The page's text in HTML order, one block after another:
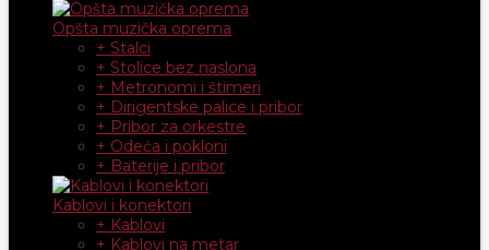
Opšta muzička oprema
+ Stalci
+ Stolice bez naslona
+ Metronomi i štimeri
+ Dirigentske palice i pribor
+ Pribor za orkestre
+ Odeća i pokloni
+ Baterije i pribor
Kablovi i konektori
+ Kablovi
+ Kablovi na metar